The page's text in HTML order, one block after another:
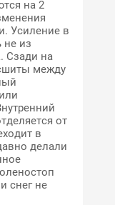
на 2
Усиление в
не из
Сзади на
между
от
в
делали
снег не